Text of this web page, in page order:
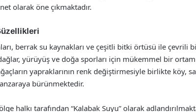
olarak öne çıkmaktadır.
berrak su kaynakları ve çeşitli bitki örtüsü ile çevrili
yürüyüş ve doğa sporları için mükemmel bir ortam
yapraklarının renk değiştirmesiyle birlikte köy,
bürünmektedir.
halkı tarafından “Kalabak Suyu” olarak